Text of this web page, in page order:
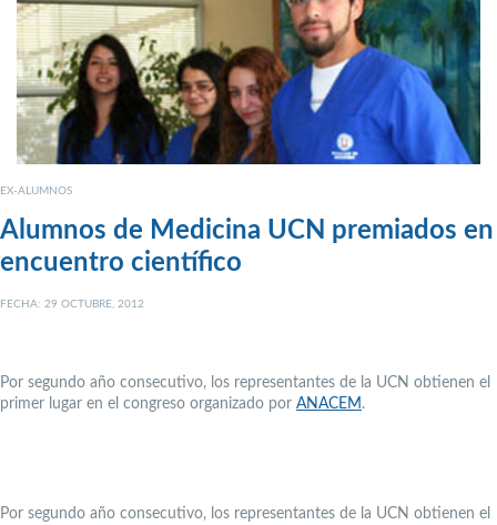
EX-ALUMNOS
Alumnos de Medicina UCN premiados en
encuentro científico
FECHA: 29 OCTUBRE, 2012
Por segundo año consecutivo, los representantes de la UCN obtienen el
primer lugar en el congreso organizado por ANACEM .
Por segundo año consecutivo, los representantes de la UCN obtienen el